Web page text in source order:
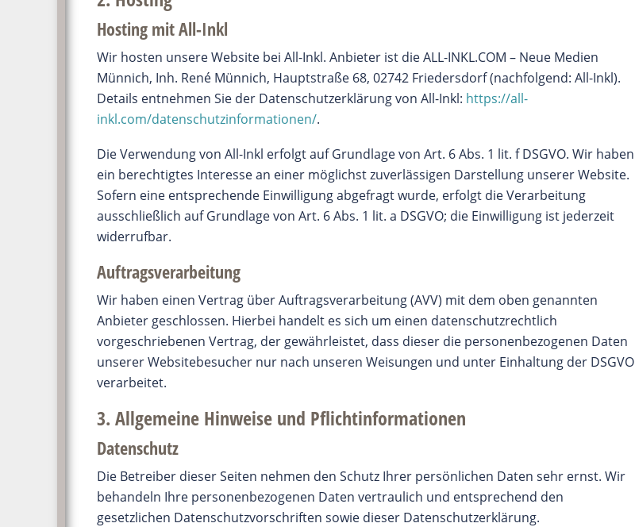
Hosting mit All-Inkl
Wir hosten unsere Website bei All-Inkl. Anbieter ist die ALL-INKL.COM – Neue Medien
Münnich, Inh. René Münnich, Hauptstraße 68, 02742 Friedersdorf (nachfolgend: All-Inkl).
Details entnehmen Sie der Datenschutzerklärung von All-Inkl: https://all-
inkl.com/datenschutzinformationen/.
Die Verwendung von All-Inkl erfolgt auf Grundlage von Art. 6 Abs. 1 lit. f DSGVO. Wir haben
ein berechtigtes Interesse an einer möglichst zuverlässigen Darstellung unserer Website.
Sofern eine entsprechende Einwilligung abgefragt wurde, erfolgt die Verarbeitung
ausschließlich auf Grundlage von Art. 6 Abs. 1 lit. a DSGVO; die Einwilligung ist jederzeit
widerrufbar.
Auftragsverarbeitung
Wir haben einen Vertrag über Auftragsverarbeitung (AVV) mit dem oben genannten
Anbieter geschlossen. Hierbei handelt es sich um einen datenschutzrechtlich
vorgeschriebenen Vertrag, der gewährleistet, dass dieser die personenbezogenen Daten
unserer Websitebesucher nur nach unseren Weisungen und unter Einhaltung der DSGVO
verarbeitet.
3. Allgemeine Hinweise und Pflicht­informationen
Datenschutz
Die Betreiber dieser Seiten nehmen den Schutz Ihrer persönlichen Daten sehr ernst. Wir
behandeln Ihre personenbezogenen Daten vertraulich und entsprechend den
gesetzlichen Datenschutzvorschriften sowie dieser Datenschutzerklärung.